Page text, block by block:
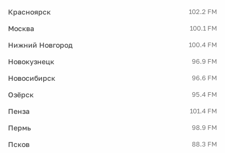
Красноярск 102.2 FM
Москва 100.1 FM
Нижний Новгород 100.4 FM
Новокузнецк 96.9 FM
Новосибирск 96.6 FM
Озёрск 95.4 FM
Пенза 101.4 FM
Пермь 98.9 FM
Псков 88.3 FM